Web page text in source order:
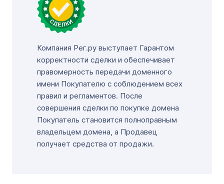
Компания Рег.ру выступает Гарантом
корректности сделки и обеспечивает
правомерность передачи доменного
имени Покупателю с соблюдением всех
правил и регламентов. После
совершения сделки по покупке домена
Покупатель становится полноправным
владельцем домена, а Продавец
получает средства от продажи.